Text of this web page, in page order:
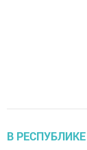
В РЕСПУБЛИКЕ